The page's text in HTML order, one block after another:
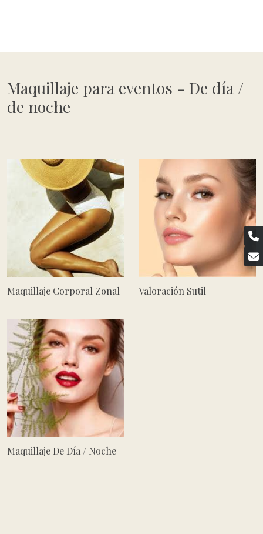
Maquillaje para eventos - De día /
de noche
Maquillaje Corporal Zonal Valoración Sutil
Maquillaje De Día / Noche